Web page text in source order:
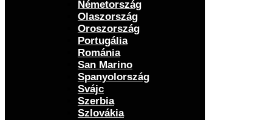
Németország
Olaszország
Oroszország
Portugália
Románia
San Marino
Spanyolország
Svájc
Szerbia
Szlovákia